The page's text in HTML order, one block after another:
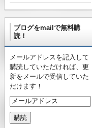
ブログをmailで無料購
読！
メールアドレスを記入して
購読していただければ、更
新をメールで受信していた
だけます！